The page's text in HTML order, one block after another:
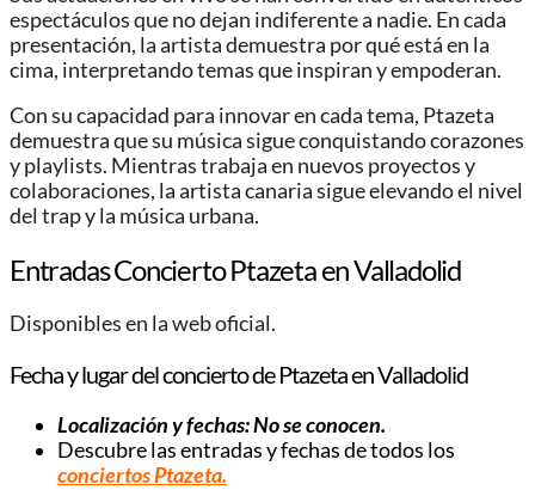
espectáculos que no dejan indiferente a nadie. En cada
presentación, la artista demuestra por qué está en la
cima, interpretando temas que inspiran y empoderan.
Con su capacidad para innovar en cada tema, Ptazeta
demuestra que su música sigue conquistando corazones
y playlists. Mientras trabaja en nuevos proyectos y
colaboraciones, la artista canaria sigue elevando el nivel
del trap y la música urbana.
Entradas Concierto Ptazeta en Valladolid
Disponibles en la web oficial.
Fecha y lugar del concierto de Ptazeta en Valladolid
Localización y fechas: No se conocen.
Descubre las entradas y fechas de todos los
conciertos Ptazeta.